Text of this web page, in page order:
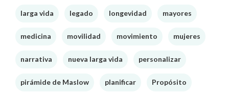
larga vida legado longevidad mayores
medicina movilidad movimiento mujeres
narrativa nueva larga vida personalizar
pirámide de Maslow planificar Propósito